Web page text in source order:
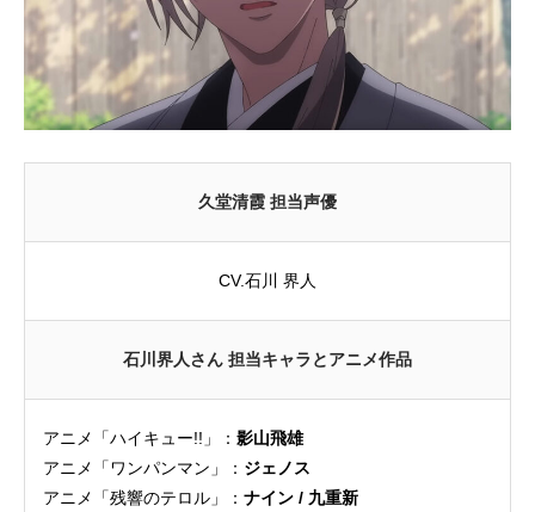
久堂清霞 担当声優
CV.石川 界人
石川界人さん 担当キャラとアニメ作品
アニメ「ハイキュー!!」： 影山飛雄
アニメ「ワンパンマン」： ジェノス
アニメ「残響のテロル」： ナイン / 九重新